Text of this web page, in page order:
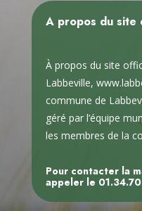
A propos du site
À propos du site
Labbeville,
commune de
géré par l’équipe
les membres de la
Pour contacter la
appeler le